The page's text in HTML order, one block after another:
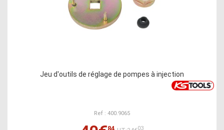
Jeu d'outils de réglage de pompes à injection
Ref : 400.9065
84 03